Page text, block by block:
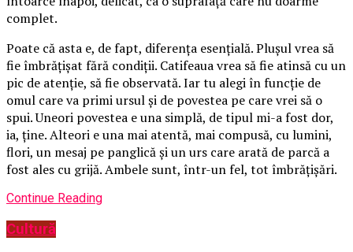
complet.
Poate că asta e, de fapt, diferența esențială. Plușul vrea să
fie îmbrățișat fără condiții. Catifeaua vrea să fie atinsă cu un
pic de atenție, să fie observată. Iar tu alegi în funcție de
omul care va primi ursul și de povestea pe care vrei să o
spui. Uneori povestea e una simplă, de tipul mi-a fost dor,
ia, ține. Alteori e una mai atentă, mai compusă, cu lumini,
flori, un mesaj pe panglică și un urs care arată de parcă a
fost ales cu grijă. Ambele sunt, într-un fel, tot îmbrățișări.
Continue Reading
Cultură